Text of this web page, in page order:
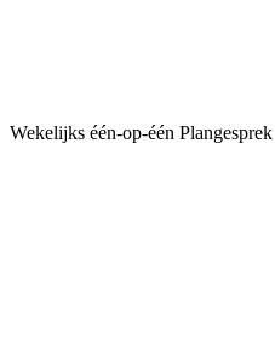
Wekelijks één-op-één Plangesprek